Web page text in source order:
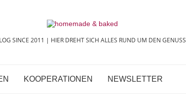
SINCE 2011 | HIER DREHT SICH ALLES RUND UM DEN GENUSS
KOOPERATIONEN NEWSLETTER